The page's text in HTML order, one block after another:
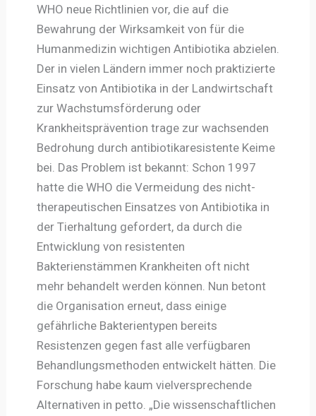
WHO neue Richtlinien vor, die auf die
Bewahrung der Wirksamkeit von für die
Humanmedizin wichtigen Antibiotika abzielen.
Der in vielen Ländern immer noch praktizierte
Einsatz von Antibiotika in der Landwirtschaft
zur Wachstumsförderung oder
Krankheitsprävention trage zur wachsenden
Bedrohung durch antibiotikaresistente Keime
bei. Das Problem ist bekannt: Schon 1997
hatte die WHO die Vermeidung des nicht-
therapeutischen Einsatzes von Antibiotika in
der Tierhaltung gefordert, da durch die
Entwicklung von resistenten
Bakterienstämmen Krankheiten oft nicht
mehr behandelt werden können. Nun betont
die Organisation erneut, dass einige
gefährliche Bakterientypen bereits
Resistenzen gegen fast alle verfügbaren
Behandlungsmethoden entwickelt hätten. Die
Forschung habe kaum vielversprechende
Alternativen in petto. „Die wissenschaftlichen